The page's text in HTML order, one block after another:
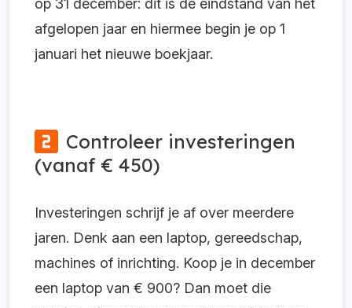
op 31 december: dit is de eindstand van het
afgelopen jaar en hiermee begin je op 1
januari het nieuwe boekjaar.
Controleer investeringen
(vanaf € 450)
Investeringen schrijf je af over meerdere
jaren. Denk aan een laptop, gereedschap,
machines of inrichting. Koop je in december
een laptop van € 900? Dan moet die